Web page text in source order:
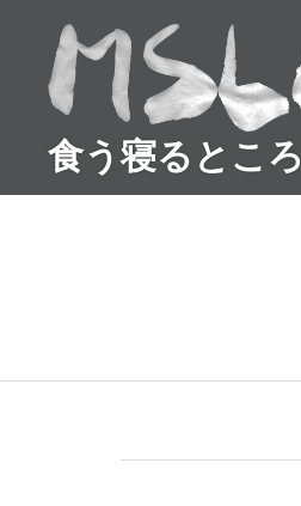
食う寝るところ